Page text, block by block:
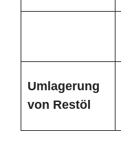
Umlagerung
von Restöl